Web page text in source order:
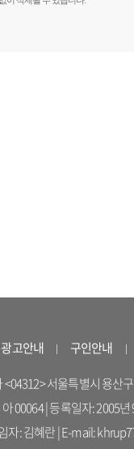
광고안내 구인안내
서울특별시 용산
00064 | 등록일자: 2005
자: 김혜란 | E-mail: